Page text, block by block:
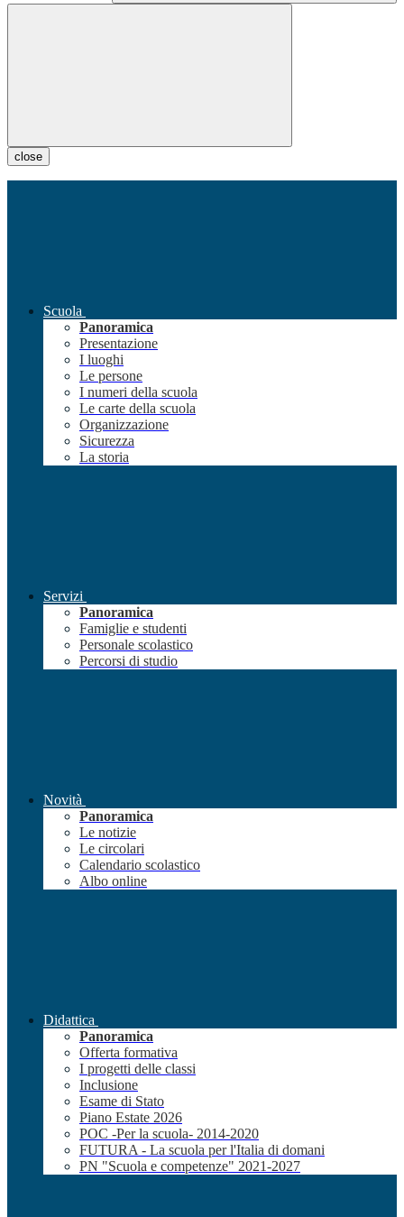
close
Scuola
Panoramica
Presentazione
I luoghi
Le persone
I numeri della scuola
Le carte della scuola
Organizzazione
Sicurezza
La storia
Servizi
Panoramica
Famiglie e studenti
Personale scolastico
Percorsi di studio
Novità
Panoramica
Le notizie
Le circolari
Calendario scolastico
Albo online
Didattica
Panoramica
Offerta formativa
I progetti delle classi
Inclusione
Esame di Stato
Piano Estate 2026
POC -Per la scuola- 2014-2020
FUTURA - La scuola per l'Italia di domani
PN "Scuola e competenze" 2021-2027